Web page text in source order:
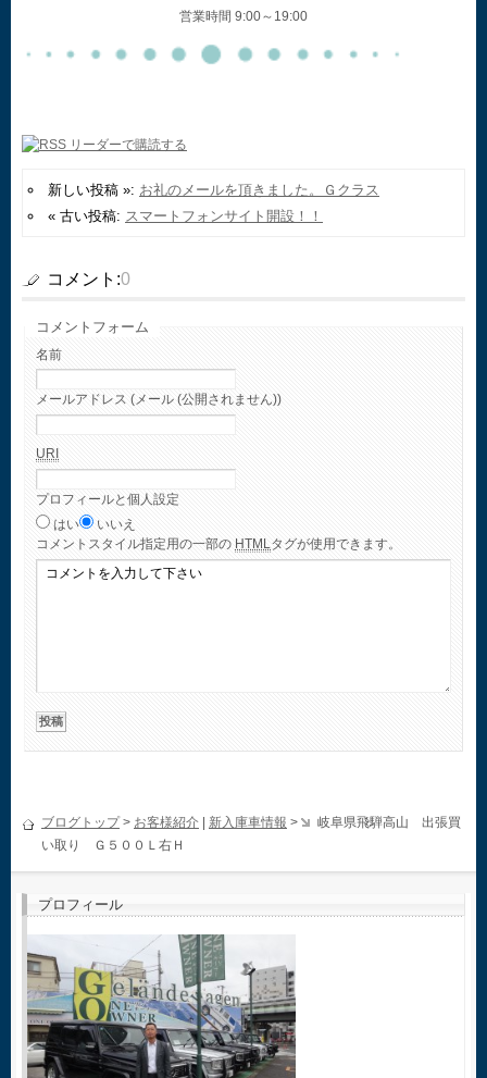
営業時間 9:00～19:00
新しい投稿 »: お礼のメールを頂きました。Ｇクラス
« 古い投稿: スマートフォンサイト開設！！
コメント:0
コメントフォーム
名前
メールアドレス (メール (公開されません))
URI
プロフィールと個人設定
はい
いいえ
コメント スタイル指定用の一部の HTMLタグが使用できます。
ブログトップ> お客様紹介 新入庫車情報 >
岐阜県飛騨高山 出張買
い取り Ｇ５００Ｌ右Ｈ
プロフィール